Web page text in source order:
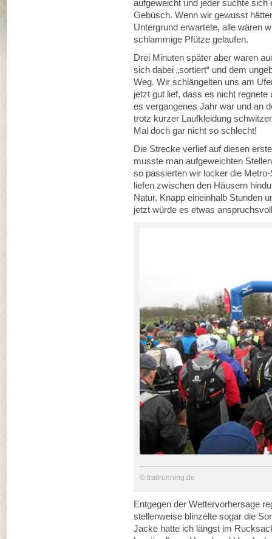
aufgeweicht und jeder suchte
Gebüsch. Wenn wir gewusst
Untergrund erwartete, alle wären
schlammige Pfütze gelaufen.
Drei Minuten später aber waren
sich dabei „sortiert“ und dem
Weg. Wir schlängelten uns am
jetzt gut lief, dass es nicht
es vergangenes Jahr war und an
trotz kurzer Laufkleidung
Mal doch gar nicht so schlecht!
Die Strecke verlief auf diesen
musste man aufgeweichten
so passierten wir locker die
liefen zwischen den Häusern
Natur. Knapp eineinhalb Stunden
jetzt würde es etwas
© trailrunning.de
Entgegen der Wettervorhersage
stellenweise blinzelte sogar die
Jacke hatte ich längst im